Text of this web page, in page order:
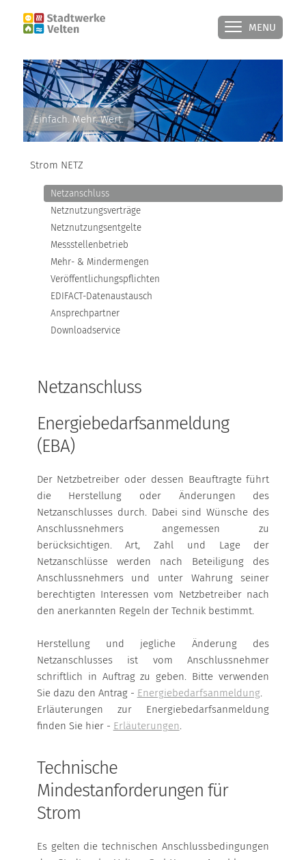
MENU
STROM NETZ
NETZANSCHLUSS
NETZNUTZUNGSVERTRÄGE
NETZNUTZUNGSENTGELTE
MESSSTELLENBETRIEB
MEHR- & MINDERMENGEN
ERDGAS NETZ
NETZNUTZUNGSVERTRÄGE
NETZANSCHLUSS
NETZNUTZUNGSENTGELTE
GASBESCHAFFENHEITS-WERTE
VERÖFFENTLICHUNGSPFLICHTEN
EDIFACT-DATENAUSTAUSCH
SERVICE
ANSPRECHPARTNER
Einfach. Mehr. Wert.
Strom NETZ
Netzanschluss
Netznutzungsverträge
Netznutzungsentgelte
Messstellenbetrieb
Mehr- & Mindermengen
Veröffentlichungspflichten
EDIFACT-Datenaustausch
Ansprechpartner
Downloadservice
Netzanschluss
Energiebedarfsanmeldung
(EBA)
Der Netzbetreiber oder dessen Beauftragte führt
die Herstellung oder Änderungen des
Netzanschlusses durch. Dabei sind Wünsche des
Anschlussnehmers angemessen zu
berücksichtigen. Art, Zahl und Lage der
Netzanschlüsse werden nach Beteiligung des
Anschlussnehmers und unter Wahrung seiner
berechtigten Interessen vom Netzbetreiber nach
den anerkannten Regeln der Technik bestimmt.
Herstellung und jegliche Änderung des
Netzanschlusses ist vom Anschlussnehmer
schriftlich in Auftrag zu geben. Bitte verwenden
Sie dazu den Antrag - Energiebedarfsanmeldung.
Erläuterungen zur Energiebedarfsanmeldung
finden Sie hier - Erläuterungen.
Technische
Mindestanforderungen für
Strom
Es gelten die technischen Anschlussbedingungen